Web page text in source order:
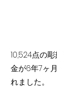
10,524点の
金が6年7ヶ
れました。